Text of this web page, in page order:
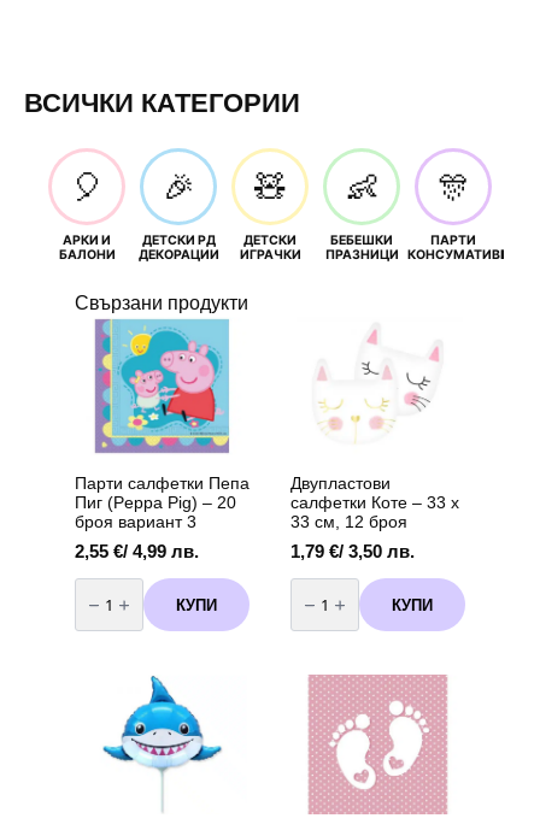
ВСИЧКИ КАТЕГОРИИ
🎈
АРКИ И
БАЛОНИ
🎉
ДЕТСКИ РД
ДЕКОРАЦИИ
🧸
ДЕТСКИ
ИГРАЧКИ
👶
БЕБЕШКИ
ПРАЗНИЦИ
🎊
ПАРТИ
КОНСУМАТИВИ
Свързани продукти
Парти салфетки Пепа
Пиг (Peppa Pig) – 20
броя вариант 3
2,55 €/ 4,99 лв.
количество
за
Парти
салфетки
броя
вариант
КУПИ
Двупластови
салфетки Коте – 33 х
33 см, 12 броя
1,79 €/ 3,50 лв.
количество
за
Двупластови
салфетки
см,
броя
КУПИ